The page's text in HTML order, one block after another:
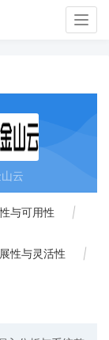
云
与可用性 |
性与灵活性 |